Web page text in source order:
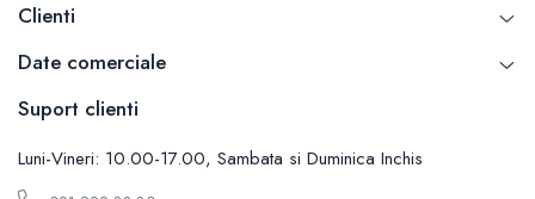
Cursuri universitare
Istorie
Al Doilea Razboi Mondial
Biografii, memorii si jurnale
Istoria comunismului
Istoria romanilor
Clienti
Date comerciale
Suport clienti
Luni-Vineri: 10.00-17.00, Sambata si Duminica Inchis